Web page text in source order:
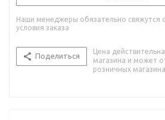
Наши менеджеры обязательно свяжутся
условия заказа
Поделиться
Цена
магазина и может
розничных